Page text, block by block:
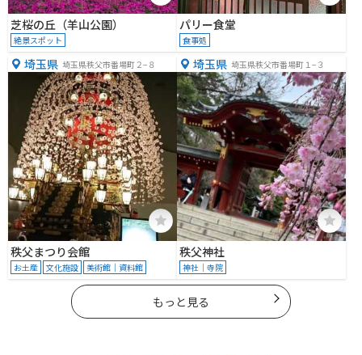
芝桜の丘（羊山公園）
絶景スポット
パリー食堂
食事処
埼玉県 埼玉県秩父市番場町２−８
秩父まつり会館
お土産 文化施設 美術館｜資料館
埼玉県 埼玉県秩父市番場町１−３
秩父神社
神社｜寺院
もっと見る